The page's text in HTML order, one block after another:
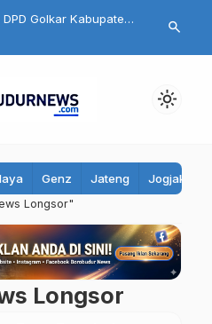
Golkar Kabupaten
di Pemilu 2029
Sedot
search
light_mode
Genz Jateng Jogjakarta
Longsor"
Longsor